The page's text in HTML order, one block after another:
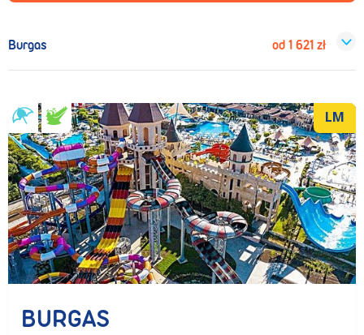
Burgas od 1 621 zł
LM
BURGAS